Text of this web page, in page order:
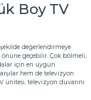
Boy TV
değerlendirmeye
önüne geçebilir. Çok bölmeli,
için en uygun
hem de televizyon
ünitesi, televizyon duvarını